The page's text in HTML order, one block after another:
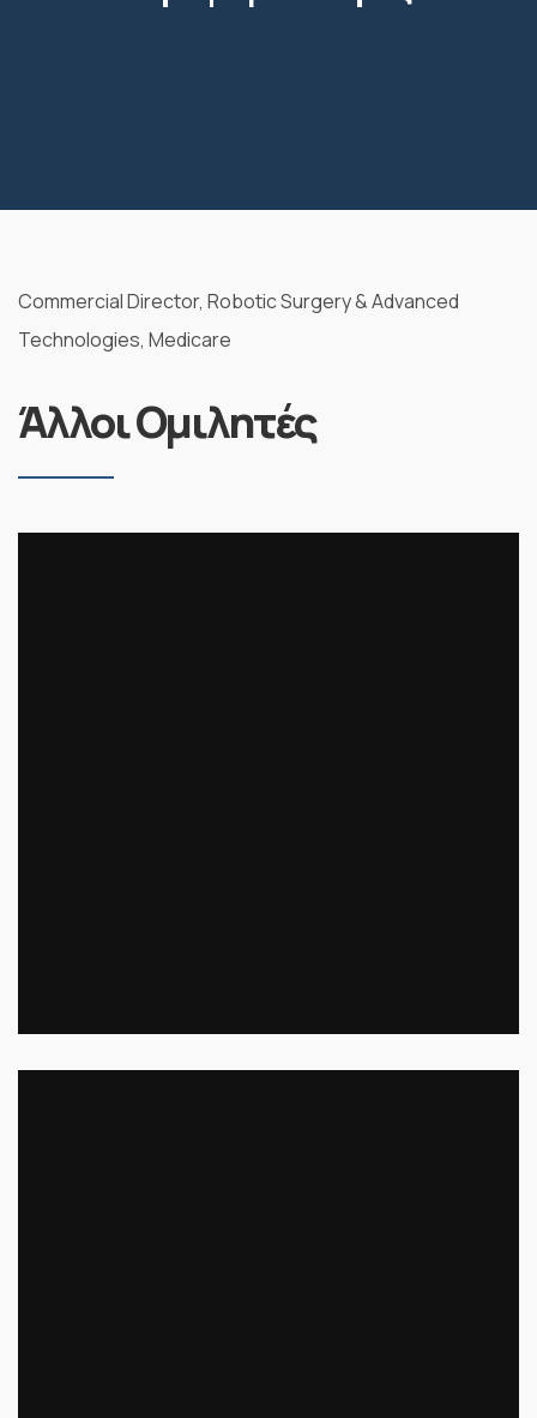
Commercial Director, Robotic Surgery & Advanced
Technologies, Medicare
Άλλοι Ομιλητές